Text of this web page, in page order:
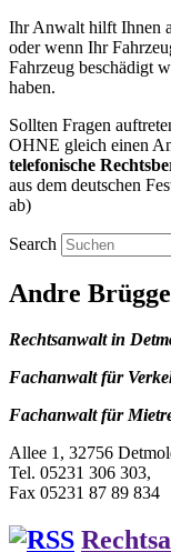
Ihr Anwalt hilft Ihnen
oder wenn Ihr
Fahrzeug beschädigt
haben.
Sollten Fragen
OHNE gleich einen
telefonische
aus dem deutschen
ab)
Search
Andre
Rechtsanwalt in
Fachanwalt für
Fachanwalt für
Allee 1, 32756
Tel. 05231 306 303,
Fax 05231 87 89 834